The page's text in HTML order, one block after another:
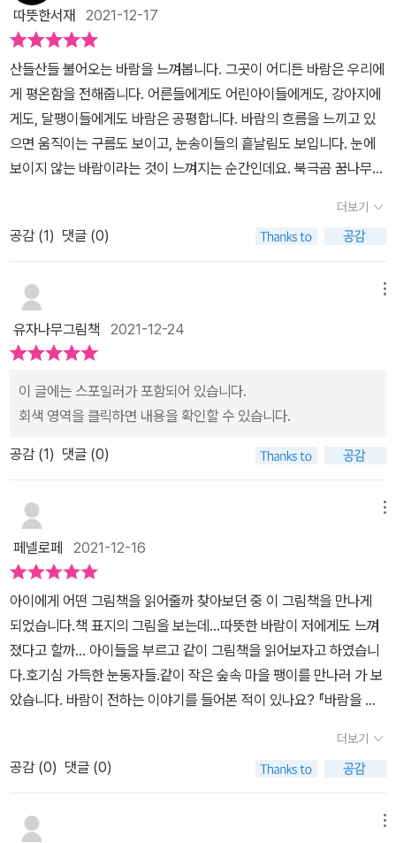
떻게 산만한 미끄럼틀이 있을까? 어떻게 생겼을까? 팽이는 점점 더
바람의 이야기가 궁금하다. 또 한국에 가면 동물들이 지키는 집이 있
다고 했다. 동물들이 지키는 집은 어떻게 생겼을지 팽이는 너무 궁금
하다. 그리고 프랑스에 가면 철사로 만든 커다란 기린이 있는데 어찌
나 키가 큰지 달에서 자란 나뭇잎을 먹는다고 한다. 철사로 만든 기린
은 어떻게 생겼을까? 팽이가 바람의 이야기를 듣고 있는 사이 어느새
달이 떠올랐다. 이제 바람은 떠난다고 했다. 달이 뜨면 사막에서 여우
랑 만나기로 약속이 되어 있단다. 팽이는 사막도 가 본 적이 없었다.
팽이도 사막에 따라 가고 싶다고 바람에게 말했지만 이미 바람은 사
보고 걱정했다. 팽이가 갑자기 왜 저런지 알 수 없었다. 그래서 친구들
을 팽이를 웃겨 주고 싶었다. 팽이에게 춤을 추자고도 하고 지렁이를
선물로 주고, 예쁜 민들레도 주고, 노래도 해 줬다. 그러자 팽이가 하
한다. 팽이는 그동안 바람에게 들었던 이야기를 친구들에게 해 주었
다. 그것도 팽이가 좋아하는 그림으로 그려서 말이다. 그랬더니 친구
들은 팽이의 그림과 이야기를 너무 좋아했다. 이렇게 팽이는 다시 행
을 만났어요>는 자신이 한번도 본 적 없는 곳을 상상하며 그림을 그
려 다른 친구들과 공유하고 이야기하며 즐거운 시간을 가지는 팽이와
친구들이 언젠가 그곳으로 가볼 수 있었으면 한다.
따뜻한서재 2021-12-17
산들산들 불어오는 바람을 느껴봅니다. 그곳이 어디든 바람은 우리에
게 평온함을 전해줍니다. 어른들에게도 어린아이들에게도, 강아지에
게도, 달팽이들에게도 바람은 공평합니다. 바람의 흐름을 느끼고 있
으면 움직이는 구름도 보이고, 눈송이들의 흩날림도 보입니다. 눈에
보이지 않는 바람이라는 것이 느껴지는 순간인데요. 북극곰 꿈나무
책에는 그러한 바람을 느끼는 달팽이가 한 마리 있습니다. ​작은 숲속
마을, 팽이와 가족들이 함께 살고 있습니다. 그림 그리는 걸 좋아하는
팽이는 어느 날 이상한 소리를 듣습니다. '나처럼 움직여 봐.'라고 말
입니다. 그렇게 말하는 건 바람이었습니다. 팽이도 바람처럼 자유롭
게 움직여봅니다. 유연한 달팽이도 더 유연한(!) 바람 앞에서는 바람
처럼 자유롭게 움직이는 건 어려웠습니다.​오오. 바람이 팽이에게 이
야기를 들려줍니다. 미국에 가면 횃불을 들고 있는 아줌마가 있고, 그
아줌마는 거인 아줌마라는 걸 말입니다. 듣기만 해도 솔깃한 이야기
들입니다. 이집트에 가면 산 만한 미끄럼틀이 있고, 한국에 가면 동물
기린도 있다고 하네요. ​바람의 이야기는 그동안 작은 숲속 마을에서
국, 프랑스, 이윽고 달나라까지.. 팽이는 바람을 만나서 이곳 저곳으로
자유롭게 여행을 함께 합니다. 친구들을 만난 팽이는 친구들에게 바
람에게 들었던 이야기를 들려줍니다. '나도 너희에게 신기한 이야기
아닐까 싶군요. 바람은 어디든지 갈 수 있으니까요. 머물고, 다시 떠나
고, 머물고, 다시 떠나고. 팽이도 그렇게 살아보고 싶은 마음이 들지
않았을까요. 팽이는 바람처럼 자유롭게 여기저기 다니고 싶었던 것
같습니다. 친구들을 만나 바람에게 들었던 이야기를 나눌 때 팽이의
모습은 그 어떤 상황보다 더 신나게 느껴졌습니다. 바람이 종종 찾아
와 팽이에게 또 어떤 이야기를 들려줄까요? 팽이는 바람처럼 날아갈
순 없었지만 새로 이야기를 짓고 그림을 그리고 이야기를 만들며 자
더보기
공감 (1) 댓글 (0)
유자나무그림책 2021-12-24
이 글에는 스포일러가 포함되어 있습니다.
회색 영역을 클릭하면 내용을 확인할 수 있습니다.
공감 (1) 댓글 (0)
페넬로페 2021-12-16
아이에게 어떤 그림책을 읽어줄까 찾아보던 중 이 그림책을 만나게
되었습니다.책 표지의 그림을 보는데...따뜻한 바람이 저에게도 느껴
졌다고 할까... 아이들을 부르고 같이 그림책을 읽어보자고 하였습니
다.호기심 가득한 눈동자들.같이 작은 숲속 마을 팽이를 만나러 가 보
았습니다. 바람이 전하는 이야기를 들어본 적이 있나요? 『바람을 만
그리는 걸 좋아한다고 합니다.그러자 우리 아이도'어? 나도 그림 그리
는 거 좋아하는데! 나랑 친구하면 되겠다!'친구가 생겼다고 좋아하는
아이.그렇게 그림을 그리며 놀던 팽이에게 어느 날 이상한 소리를 듣
게 됩니다.'나처럼 움직여 봐.'바로 '바람'의 목소리였습니다.하지만 바
더보기
공감 (0) 댓글 (0)